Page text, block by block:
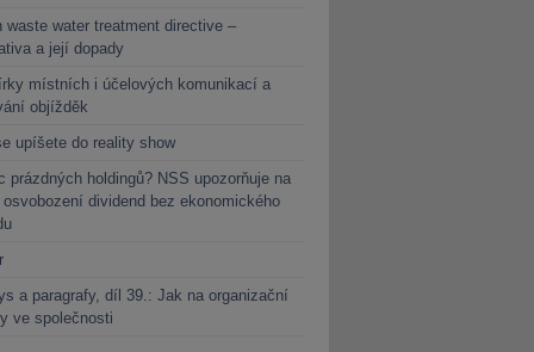
waste water treatment directive –
a její dopady
místních i účelových komunikací a
objížděk
upíšete do reality show
prázdných holdingů? NSS upozorňuje na
osvobození dividend bez ekonomického
a paragrafy, díl 39.: Jak na organizační
ve společnosti